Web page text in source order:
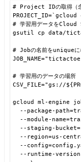
# Project IDの取得（念
# 学習用データをCloud
gsutil cp data/
# Jobの名前をuniqueに
# 学習用のデータの場所
CSV_FILE="gs://
gcloud ml-engine
--package-
--module-
--staging-
--region=us-
--
--runtime-